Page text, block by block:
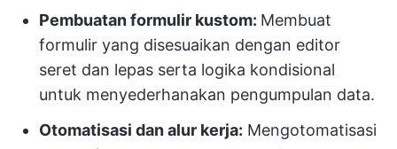
Pembuatan formulir kustom: Membuat
formulir yang disesuaikan dengan editor
seret dan lepas serta logika kondisional
untuk menyederhanakan pengumpulan data.
Otomatisasi dan alur kerja: Mengotomatisasi